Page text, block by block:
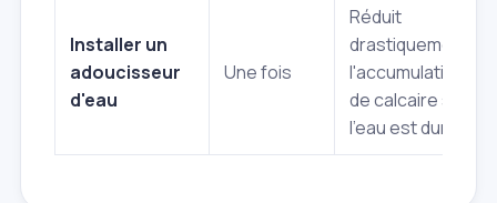
Installer un
adoucisseur
d'eau
Une fois
Réduit
drastiquement
l'accumulation
de calcaire si
l'eau est dure.